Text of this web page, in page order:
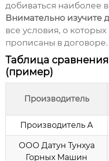
добиваться наиболее
Внимательно изучите
все условия, о
прописаны в договоре.
Таблица
(пример)
Производитель
Производитель A
ООО Датун Тунхуа
Горных Машин